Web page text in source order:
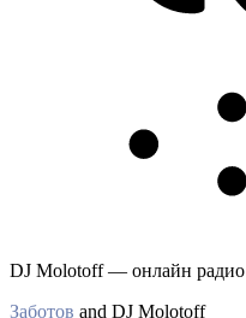
DJ Molotoff — онлайн радио
Заботов and DJ Molotoff